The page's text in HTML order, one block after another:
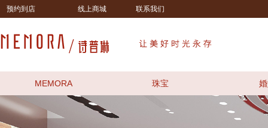
预约到店 线上商城 联系我们
MEMORA 珠宝